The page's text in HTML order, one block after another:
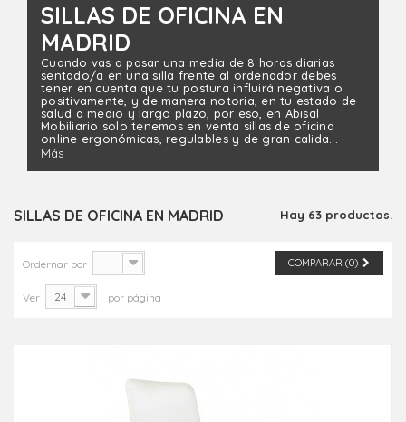
SILLAS DE OFICINA EN
MADRID
Cuando vas a pasar una media de 8 horas diarias
sentado/a en una silla frente al ordenador debes
tener en cuenta que tu postura influirá negativa o
positivamente, y de manera notoria, en tu estado de
salud a medio y largo plazo, por eso, en Abisal
Mobiliario solo tenemos en venta sillas de oficina
online ergonómicas, regulables y de gran calida...
Más
SILLAS DE OFICINA EN MADRID Hay 63 productos.
COMPARAR (0)
Ordernar por --
Ver 24 por página